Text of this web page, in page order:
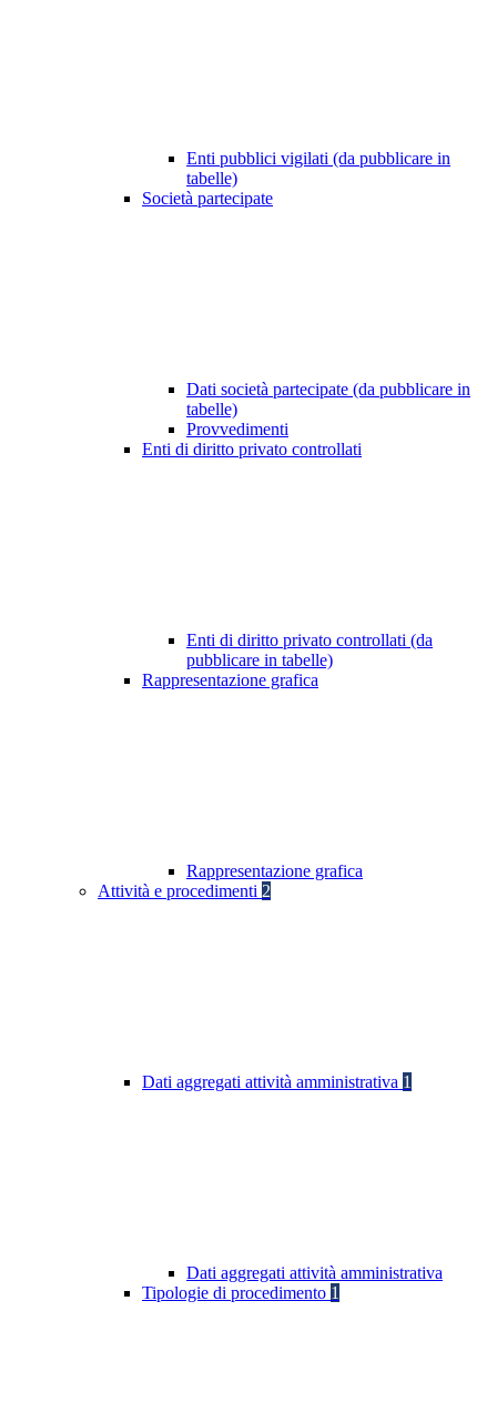
Enti pubblici vigilati (da pubblicare in
tabelle)
Società partecipate
Dati società partecipate (da pubblicare in
tabelle)
Provvedimenti
Enti di diritto privato controllati
Enti di diritto privato controllati (da
pubblicare in tabelle)
Rappresentazione grafica
Rappresentazione grafica
Attività e procedimenti 2
Dati aggregati attività amministrativa 1
Dati aggregati attività amministrativa
Tipologie di procedimento 1